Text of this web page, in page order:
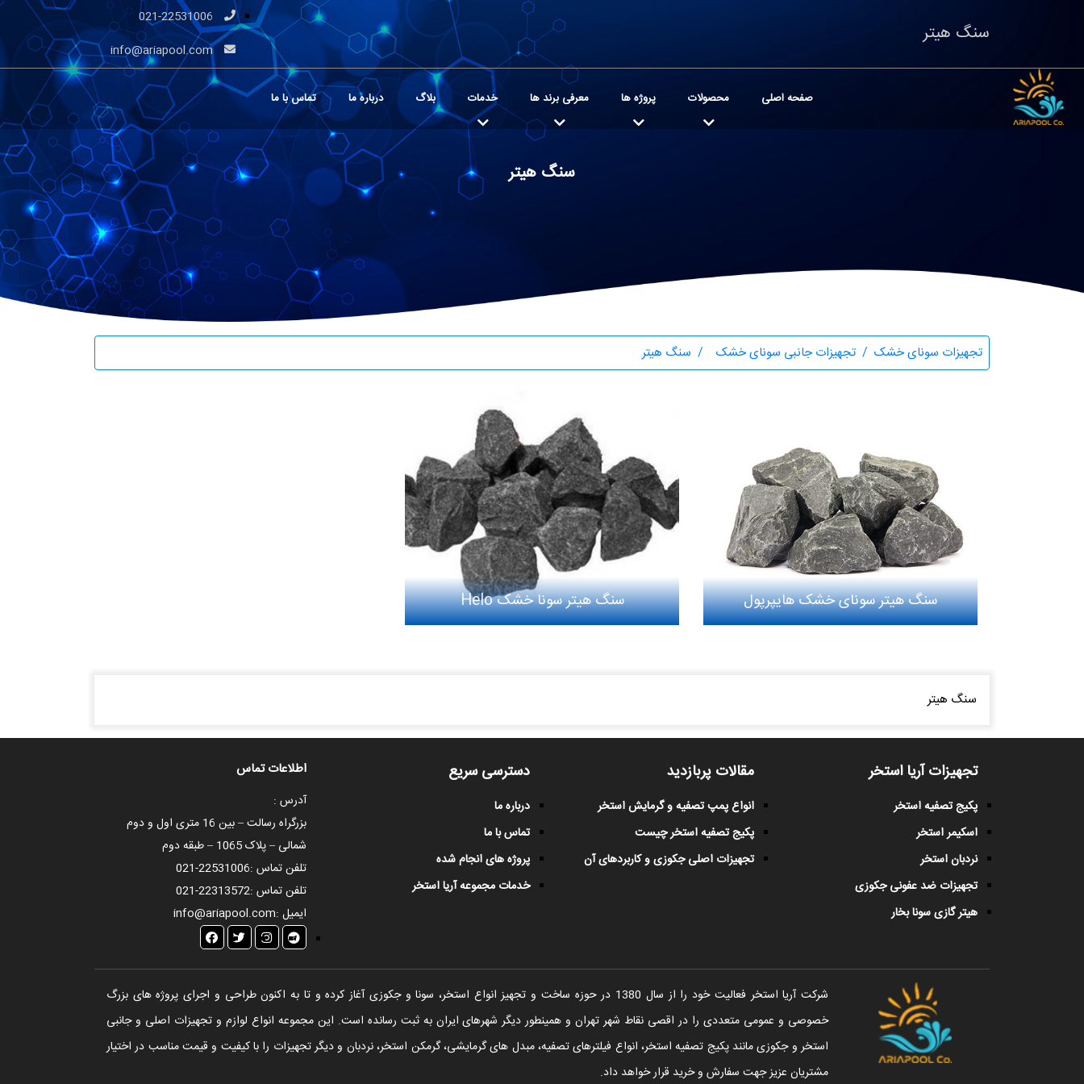
سنگ هیتر
info@ariapool.com
صفحه اصلی محصولات پروژه ها معرفی برند ها خدمات بلاگ درباره ما تماس با ما
سنگ هیتر
تجهیزات سونای خشک تجهیزات جانبی سونای خشک سنگ هیتر
سنگ هیتر سونای خشک هایپرپول سنگ هیتر سونا خشک Helo
سنگ هیتر
تجهیزات آریا استخر
پکیج تصفیه استخر
اسکیمر استخر
نردبان استخر
تجهیزات ضد عفونی جکوزی
هیتر گازی سونا بخار
مقالات پربازدید
انواع پمپ تصفیه و گرمایش استخر
پکیج تصفیه استخر چیست
تجهیزات اصلی جکوزی و کاربردهای آن
دسترسی سریع
درباره ما
تماس با ما
پروژه های انجام شده
خدمات مجموعه آریا استخر
اطلاعات تماس
آدرس :
بزرگراه رسالت – بین 16 متری اول و دوم
شمالی – پلاک 1065 – طبقه دوم
تلفن تماس :021-22531006
تلفن تماس :021-22313572
ایمیل :info@ariapool.com
شرکت آریا استخر فعالیت خود را از سال 1380 در حوزه ساخت و تجهیز انواع استخر، سونا و جکوزی آغاز کرده و تا به اکنون طراحی و اجرای پروژه های بزرگ
خصوصی و عمومی متعددی را در اقصی نقاط شهر تهران و همینطور دیگر شهرهای ایران به ثبت رسانده است. این مجموعه انواع لوازم و تجهیزات اصلی و جانبی
استخر و جکوزی مانند پکیج تصفیه استخر، انواع فیلترهای تصفیه، مبدل های گرمایشی، گرمکن استخر، نردبان و دیگر تجهیزات را با کیفیت و قیمت مناسب در اختیار
مشتریان عزیز جهت سفارش و خرید قرار خواهد داد.